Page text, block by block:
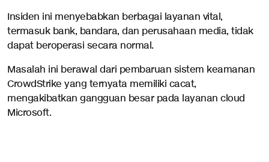
Insiden ini menyebabkan berbagai layanan vital,
termasuk bank, bandara, dan perusahaan media, tidak
dapat beroperasi secara normal.
Masalah ini berawal dari pembaruan sistem keamanan
CrowdStrike yang ternyata memiliki cacat,
mengakibatkan gangguan besar pada layanan cloud
Microsoft.